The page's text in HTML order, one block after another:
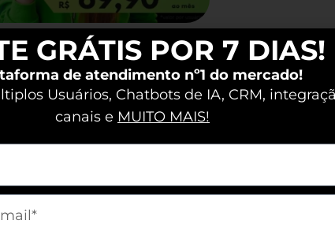
elementos de jogos em
e motivando equipes de
comuns em experiências
entre os
GRÁTIS POR 7 DIAS!
de atendimento nº1 do mercado!
Usuários, Chatbots de IA, CRM,
canais e MUITO MAIS!